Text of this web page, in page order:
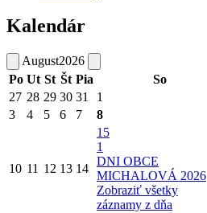
Kalendár
August2026
Po Ut St Št Pia So
27 28 29 30 31 1
3
4 5 6 7 8
10 11 12 13 14
15
1
DNI OBCE
MICHALOVÁ 2026
Zobraziť všetky
záznamy z dňa